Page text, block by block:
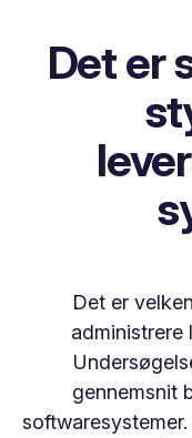
Det er
Det er
administrere
gennemsnit